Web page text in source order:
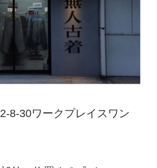
2-8-30ワークプレイスワン